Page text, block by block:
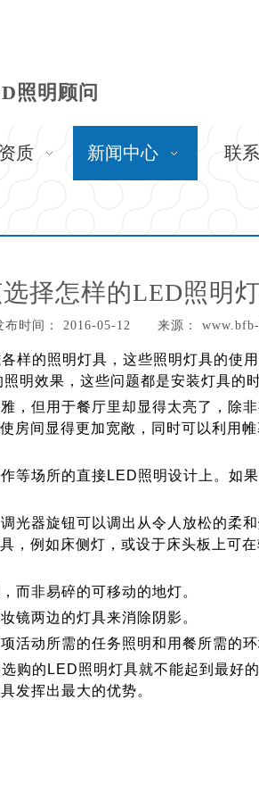
照明顾问
质 新闻中心 联
择怎样的LED照明
时间： 2016-05-12 来源：
的照明灯具，这些照明灯具的使
明效果，这些问题都是安装灯具的
但用于餐厅里却显得太亮了，除非
房间显得更加宽敞，同时可以利用
场所的直接LED照明设计上。如果
器旋钮可以调出从令人放松的柔和
，例如床侧灯，或设于床头板上可
非易碎的可移动的地灯。
两边的灯具来消除阴影。
动所需的任务照明和用餐所需的环
的LED照明灯具就不能起到最好
发挥出最大的优势。